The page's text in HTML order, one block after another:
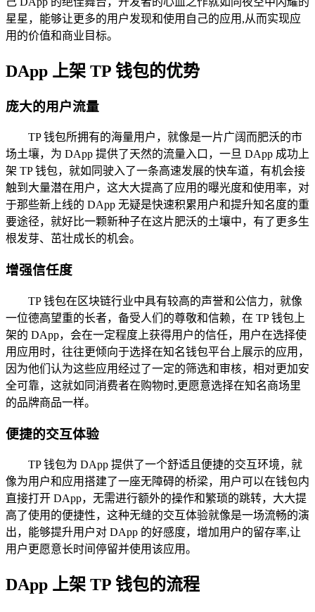
星星，能够让更多的用户发现和使用自己的应用,从而实现应
用的价值和商业目标。
DApp 上架 TP 钱包的优势
庞大的用户流量
TP 钱包所拥有的海量用户，就像是一片广阔而肥沃的市
场土壤，为 DApp 提供了天然的流量入口，一旦 DApp 成功上
架 TP 钱包，就如同驶入了一条高速发展的快车道，有机会接
触到大量潜在用户，这大大提高了应用的曝光度和使用率，对
于那些新上线的 DApp 无疑是快速积累用户和提升知名度的重
要途径，就好比一颗新种子在这片肥沃的土壤中，有了更多生
根发芽、茁壮成长的机会。
增强信任度
TP 钱包在区块链行业中具有较高的声誉和公信力，就像
一位德高望重的长者，备受人们的尊敬和信赖，在 TP 钱包上
架的 DApp，会在一定程度上获得用户的信任，用户在选择使
用应用时，往往更倾向于选择在知名钱包平台上展示的应用，
因为他们认为这些应用经过了一定的筛选和审核，相对更加安
全可靠，这就如同消费者在购物时,更愿意选择在知名商场里
的品牌商品一样。
便捷的交互体验
TP 钱包为 DApp 提供了一个舒适且便捷的交互环境，就
像为用户和应用搭建了一座无障碍的桥梁，用户可以在钱包内
直接打开 DApp，无需进行额外的操作和繁琐的跳转，大大提
高了使用的便捷性，这种无缝的交互体验就像是一场流畅的演
出，能够提升用户对 DApp 的好感度，增加用户的留存率,让
用户更愿意长时间停留并使用该应用。
DApp 上架 TP 钱包的流程